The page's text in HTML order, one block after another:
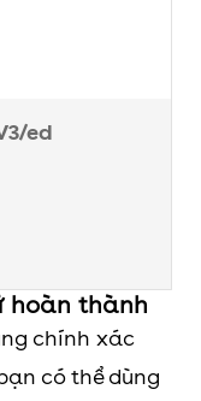
ed
hoàn thành
chính xác
có thể dùng